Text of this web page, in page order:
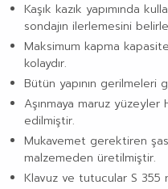
Kaşık kazık yapımında
sondajın ilerlemesini
Maksimum kapma
kolaydır.
Bütün yapının
Aşınmaya maruz
edilmiştir.
Mukavemet gerektiren
malzemeden üretilmiştir.
Klavuz ve tutucular S 355